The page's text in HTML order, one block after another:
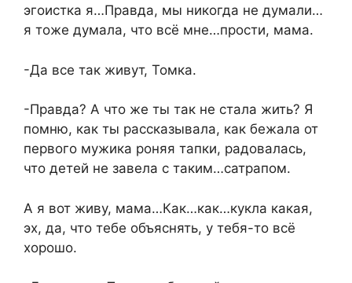
эгоистка я…Правда, мы никогда не думали…
я тоже думала, что всё мне…прости, мама.
-Да все так живут, Томка.
-Правда? А что же ты так не стала жить? Я
помню, как ты рассказывала, как бежала от
первого мужика роняя тапки, радовалась,
что детей не завела с таким…сатрапом.
А я вот живу, мама…Как…как…кукла какая,
эх, да, что тебе объяснять, у тебя-то всё
хорошо.